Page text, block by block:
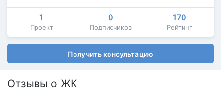
1
Проект
0
Подписчиков
170
Рейтинг
Получить консультацию
Отзывы о ЖК